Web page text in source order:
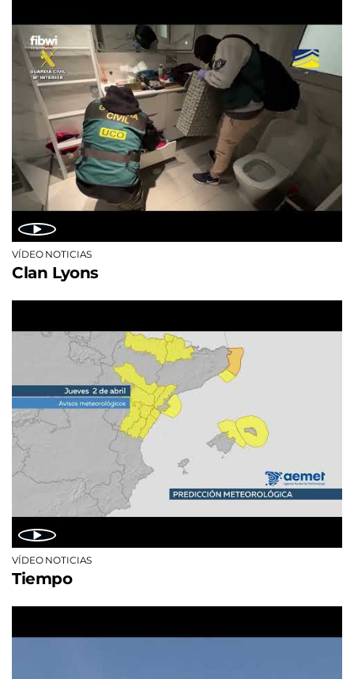
VÍDEO NOTICIAS
Clan Lyons
VÍDEO NOTICIAS
Tiempo